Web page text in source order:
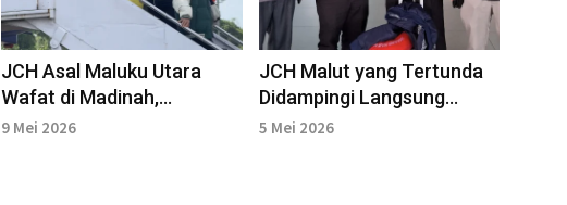
JCH Asal Maluku Utara
Wafat di Madinah,
Dimakamkan di Baqi
9 Mei 2026
JCH Malut yang Tertunda
Didampingi Langsung
Kakanwil Kemenhaj ke
5 Mei 2026